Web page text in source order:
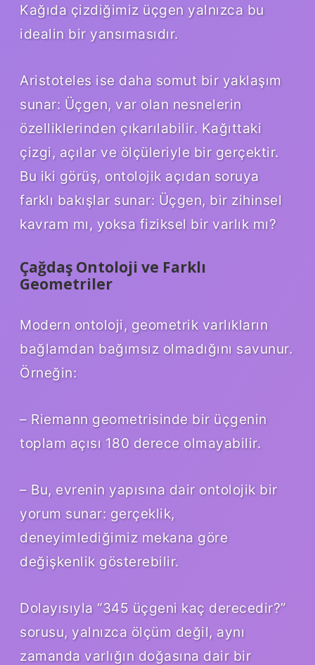
Kağıda çizdiğimiz üçgen yalnızca bu
idealin bir yansımasıdır.
Aristoteles ise daha somut bir yaklaşım
sunar: Üçgen, var olan nesnelerin
özelliklerinden çıkarılabilir. Kağıttaki
çizgi, açılar ve ölçüleriyle bir gerçektir.
Bu iki görüş, ontolojik açıdan soruya
farklı bakışlar sunar: Üçgen, bir zihinsel
kavram mı, yoksa fiziksel bir varlık mı?
Çağdaş Ontoloji ve Farklı
Geometriler
Modern ontoloji, geometrik varlıkların
bağlamdan bağımsız olmadığını savunur.
Örneğin:
– Riemann geometrisinde bir üçgenin
toplam açısı 180 derece olmayabilir.
– Bu, evrenin yapısına dair ontolojik bir
yorum sunar: gerçeklik,
deneyimlediğimiz mekana göre
değişkenlik gösterebilir.
Dolayısıyla “345 üçgeni kaç derecedir?”
sorusu, yalnızca ölçüm değil, aynı
zamanda varlığın doğasına dair bir